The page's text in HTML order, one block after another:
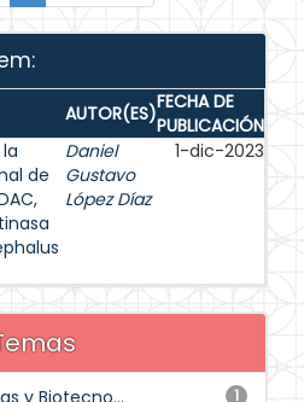
AUTOR(ES)FECHA DE
PUBLICACIÓN
de
Daniel
Gustavo
López Díaz
1-dic-2023
1
y Biotecno...